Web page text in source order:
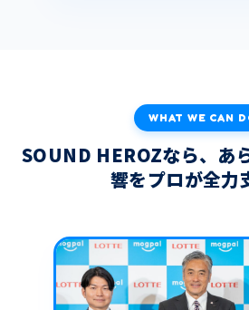
WHAT WE CAN
SOUND HEROZなら、あ
響をプロが全力